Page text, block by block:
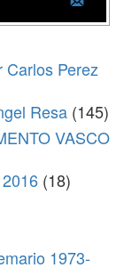
Carlos Perez
Resa (145)
VASCO
(18)
1973-